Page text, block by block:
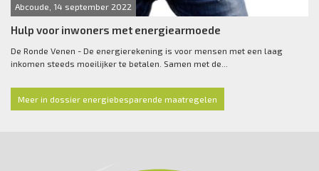
Abcoude, 14 september 2022
Hulp voor inwoners met energiearmoede
De Ronde Venen - De energierekening is voor mensen met een laag
inkomen steeds moeilijker te betalen. Samen met de...
Meer in dossier energiebesparende maatregelen